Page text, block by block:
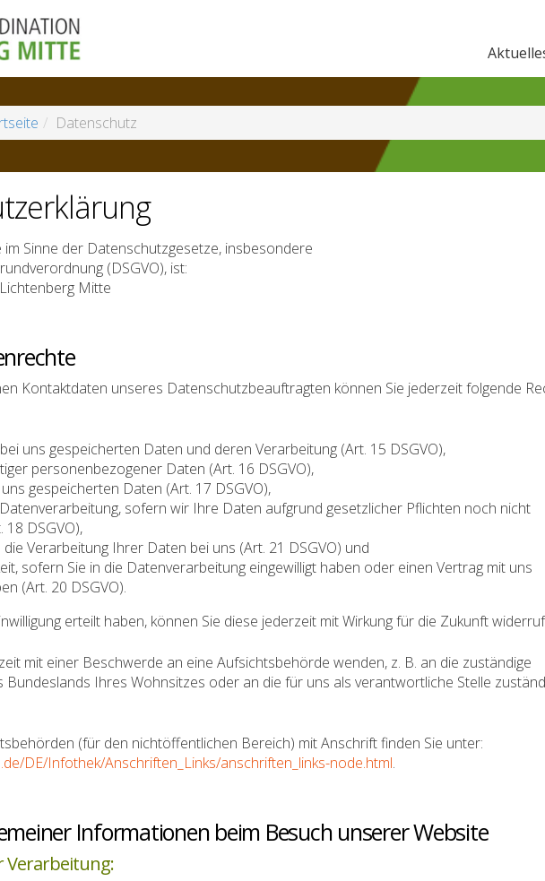
Datenschutz
Sinne der Datenschutzgesetze, insbesondere
(DSGVO), ist:
Mitte
Kontaktdaten unseres Datenschutzbeauftragten können Sie jederzeit folgende
uns gespeicherten Daten und deren Verarbeitung (Art. 15 DSGVO),
personenbezogener Daten (Art. 16 DSGVO),
gespeicherten Daten (Art. 17 DSGVO),
sofern wir Ihre Daten aufgrund gesetzlicher Pflichten noch nicht
DSGVO),
Verarbeitung Ihrer Daten bei uns (Art. 21 DSGVO) und
sofern Sie in die Datenverarbeitung eingewilligt haben oder einen Vertrag mit uns
(Art. 20 DSGVO).
erteilt haben, können Sie diese jederzeit mit Wirkung für die Zukunft
mit einer Beschwerde an eine Aufsichtsbehörde wenden, z. B. an die zuständige
Ihres Wohnsitzes oder an die für uns als verantwortliche Stelle
(für den nichtöffentlichen Bereich) mit Anschrift finden Sie unter:
DE/Infothek/Anschriften_Links/anschriften_links-node.html.
Informationen beim Besuch unserer Website
Verarbeitung: